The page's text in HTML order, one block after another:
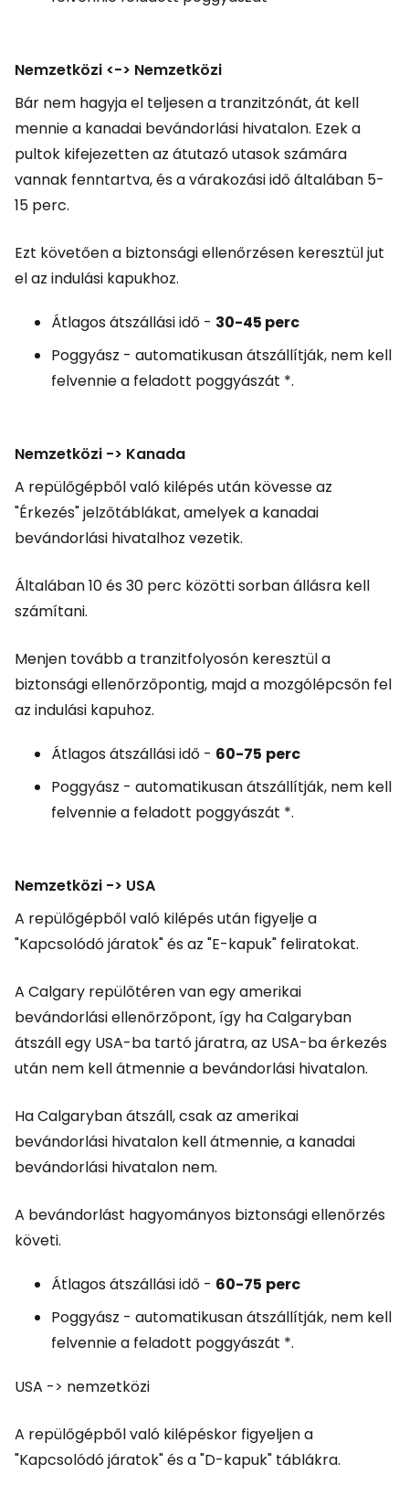
Nemzetközi <-> Nemzetközi
Bár nem hagyja el teljesen a tranzitzónát, át kell
mennie a kanadai bevándorlási hivatalon. Ezek a
pultok kifejezetten az átutazó utasok számára
vannak fenntartva, és a várakozási idő általában 5-
15 perc.
Ezt követően a biztonsági ellenőrzésen keresztül jut
el az indulási kapukhoz.
Átlagos átszállási idő - 30-45 perc
Poggyász - automatikusan átszállítják, nem kell
felvennie a feladott poggyászát *.
Nemzetközi -> Kanada
A repülőgépből való kilépés után kövesse az
"Érkezés" jelzőtáblákat, amelyek a kanadai
bevándorlási hivatalhoz vezetik.
Általában 10 és 30 perc közötti sorban állásra kell
számítani.
Menjen tovább a tranzitfolyosón keresztül a
biztonsági ellenőrzőpontig, majd a mozgólépcsőn fel
az indulási kapuhoz.
Átlagos átszállási idő - 60-75 perc
Poggyász - automatikusan átszállítják, nem kell
felvennie a feladott poggyászát *.
Nemzetközi -> USA
A repülőgépből való kilépés után figyelje a
"Kapcsolódó járatok" és az "E-kapuk" feliratokat.
A Calgary repülőtéren van egy amerikai
bevándorlási ellenőrzőpont, így ha Calgaryban
átszáll egy USA-ba tartó járatra, az USA-ba érkezés
után nem kell átmennie a bevándorlási hivatalon.
Ha Calgaryban átszáll, csak az amerikai
bevándorlási hivatalon kell átmennie, a kanadai
bevándorlási hivatalon nem.
A bevándorlást hagyományos biztonsági ellenőrzés
követi.
Átlagos átszállási idő - 60-75 perc
Poggyász - automatikusan átszállítják, nem kell
felvennie a feladott poggyászát *.
USA -> nemzetközi
A repülőgépből való kilépéskor figyeljen a
"Kapcsolódó járatok" és a "D-kapuk" táblákra.